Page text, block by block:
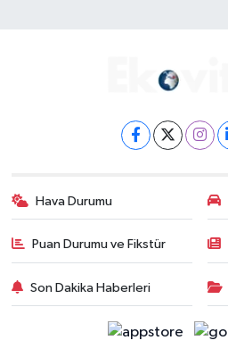
Hava Durumu
Puan Durumu ve Fikstür
Son Dakika Haberleri